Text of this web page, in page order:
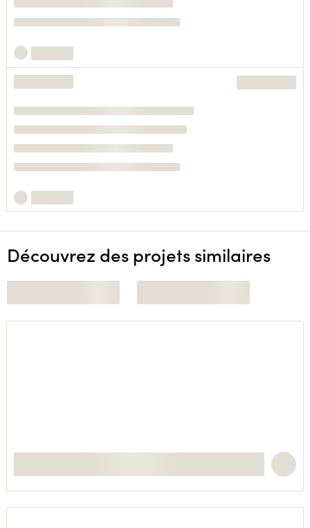
Découvrez des projets similaires